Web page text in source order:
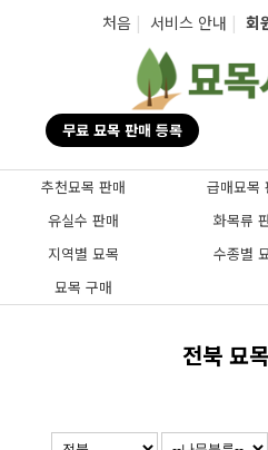
처음 | 서비스 안내 | 회
무료 묘목 판매 등록
추천묘목 판매 급매묘목
유실수 판매
화목류
지역별 묘목
수종별
묘목 구매
전북 묘